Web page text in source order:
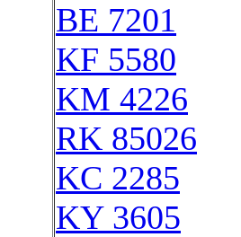
BE 7201
KF 5580
KM 4226
RK 85026
KC 2285
KY 3605